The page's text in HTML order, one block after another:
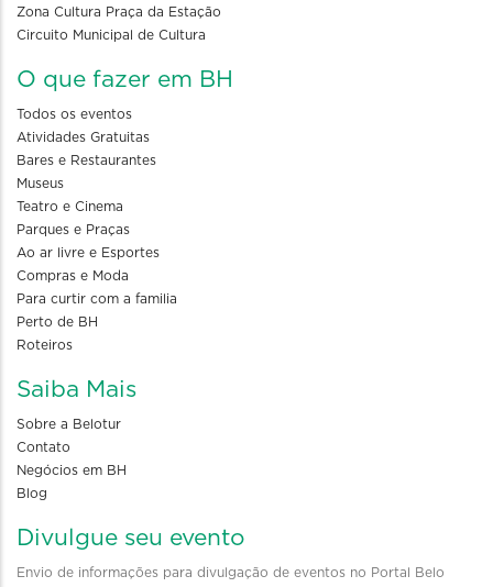
Zona Cultura Praça da Estação
Circuito Municipal de Cultura
O que fazer em BH
Todos os eventos
Atividades Gratuitas
Bares e Restaurantes
Museus
Teatro e Cinema
Parques e Praças
Ao ar livre e Esportes
Compras e Moda
Para curtir com a familia
Perto de BH
Roteiros
Saiba Mais
Sobre a Belotur
Contato
Negócios em BH
Blog
Divulgue seu evento
Envio de informações para divulgação de eventos no Portal Belo